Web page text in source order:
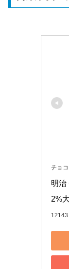
チョ
明治
2%
12143